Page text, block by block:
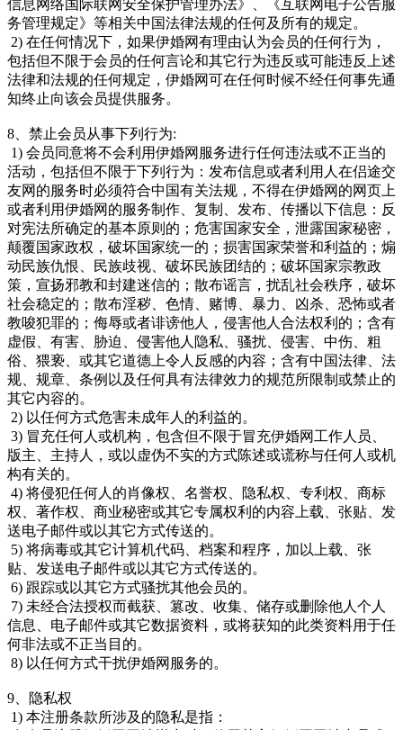
信息网络国际联网安全保护管理办法》、《互联网电子公告服
务管理规定》等相关中国法律法规的任何及所有的规定。
2) 在任何情况下，如果伊婚网有理由认为会员的任何行为，
包括但不限于会员的任何言论和其它行为违反或可能违反上述
法律和法规的任何规定，伊婚网可在任何时候不经任何事先通
知终止向该会员提供服务。
8、禁止会员从事下列行为:
1) 会员同意将不会利用伊婚网服务进行任何违法或不正当的
活动，包括但不限于下列行为：发布信息或者利用人在侣途交
友网的服务时必须符合中国有关法规，不得在伊婚网的网页上
或者利用伊婚网的服务制作、复制、发布、传播以下信息：反
对宪法所确定的基本原则的；危害国家安全，泄露国家秘密，
颠覆国家政权，破坏国家统一的；损害国家荣誉和利益的；煽
动民族仇恨、民族歧视、破坏民族团结的；破坏国家宗教政
策，宣扬邪教和封建迷信的；散布谣言，扰乱社会秩序，破坏
社会稳定的；散布淫秽、色情、赌博、暴力、凶杀、恐怖或者
教唆犯罪的；侮辱或者诽谤他人，侵害他人合法权利的；含有
虚假、有害、胁迫、侵害他人隐私、骚扰、侵害、中伤、粗
俗、猥亵、或其它道德上令人反感的内容；含有中国法律、法
规、规章、条例以及任何具有法律效力的规范所限制或禁止的
其它内容的。
2) 以任何方式危害未成年人的利益的。
3) 冒充任何人或机构，包含但不限于冒充伊婚网工作人员、
版主、主持人，或以虚伪不实的方式陈述或谎称与任何人或机
构有关的。
4) 将侵犯任何人的肖像权、名誉权、隐私权、专利权、商标
权、著作权、商业秘密或其它专属权利的内容上载、张贴、发
送电子邮件或以其它方式传送的。
5) 将病毒或其它计算机代码、档案和程序，加以上载、张
贴、发送电子邮件或以其它方式传送的。
6) 跟踪或以其它方式骚扰其他会员的。
7) 未经合法授权而截获、篡改、收集、储存或删除他人个人
信息、电子邮件或其它数据资料，或将获知的此类资料用于任
何非法或不正当目的。
8) 以任何方式干扰伊婚网服务的。
9、隐私权
1) 本注册条款所涉及的隐私是指：